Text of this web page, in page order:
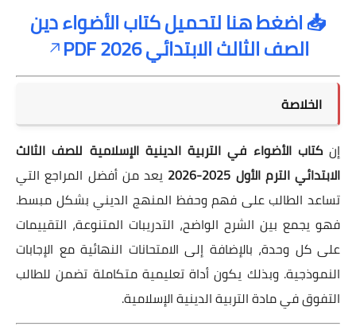
📥اضغط هنا لتحميل كتاب الأضواء دين
الصف الثالث الابتدائي 2026 PDF
الخلاصة
إنكتاب الأضواء في التربية الدينية الإسلامية للصف الثالث
الابتدائي الترم الأول 2025-2026
يعد من أفضل المراجع التي
تساعد الطالب على فهم وحفظ المنهج الديني بشكل مبسط.
فهو يجمع بين الشرح الواضح، التدريبات المتنوعة، التقييمات
على كل وحدة، بالإضافة إلى الامتحانات النهائية مع الإجابات
النموذجية. وبذلك يكون أداة تعليمية متكاملة تضمن للطالب
التفوق في مادة التربية الدينية الإسلامية.